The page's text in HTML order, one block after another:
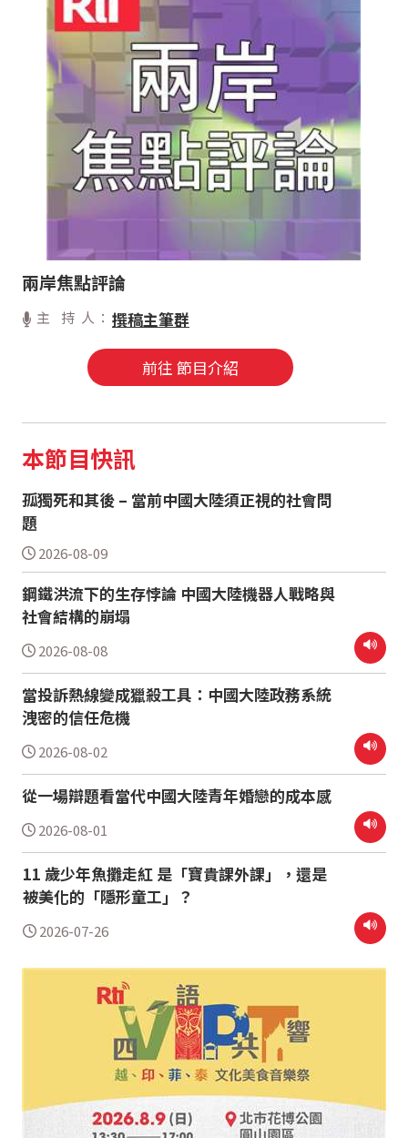
兩岸焦點評論
主 持 人： 撰稿主筆群
前往 節目介紹
本節目快訊
孤獨死和其後 – 當前中國大陸須正視的社會問
題
2026-08-09
鋼鐵洪流下的生存悖論 中國大陸機器人戰略與
社會結構的崩塌
2026-08-08
當投訴熱線變成獵殺工具：中國大陸政務系統
洩密的信任危機
2026-08-02
從一場辯題看當代中國大陸青年婚戀的成本感
2026-08-01
11 歲少年魚攤走紅 是「寶貴課外課」，還是
被美化的「隱形童工」？
2026-07-26